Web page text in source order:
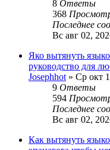
8 Ответы
368
Последнее
Вс авг 02,
Яко вытянуть
руководство для
Josephhot » Ср окт
9 Ответы
594
Последнее
Вс авг 02,
Как вытянуть